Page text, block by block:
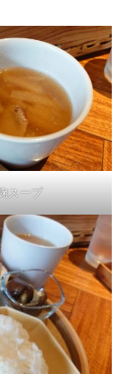
スープ